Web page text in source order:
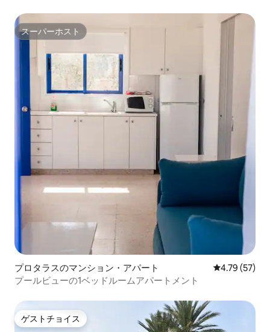
スーパーホスト
スーパーホスト
プロタラスのマンション・アパート レビュー57
4.79 (57)
プールビューの1ベッドルームアパートメント
ゲストチョイス
ゲストチョイス